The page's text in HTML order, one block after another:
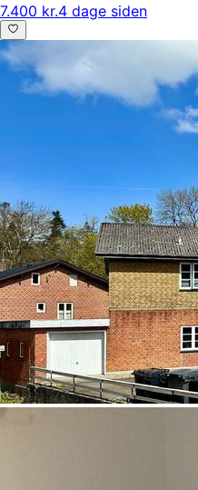
7.400 kr.4 dage siden